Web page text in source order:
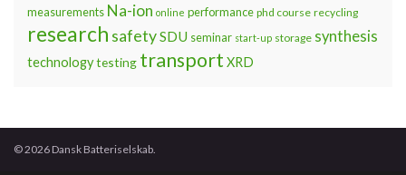
measurements Na-ion online performance phd course recycling
research safetySDU seminar start-up storage synthesis
technologytesting transport XRD
© 2026 Dansk Batteriselskab.